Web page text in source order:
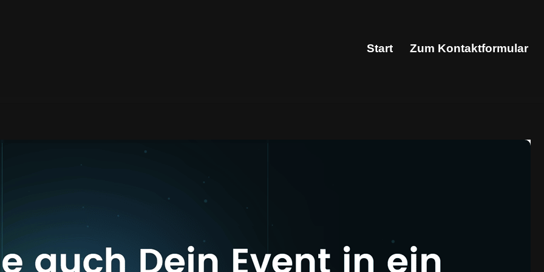
Start Zum Kontaktformular